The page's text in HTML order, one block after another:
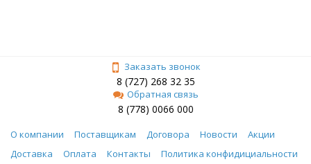
Заказать звонок
8 (727) 268 32 35
Обратная связь
8 (778) 0066 000
О компании Поставщикам Договора Новости
Акции
Доставка
Оплата Контакты Политика конфидициальности